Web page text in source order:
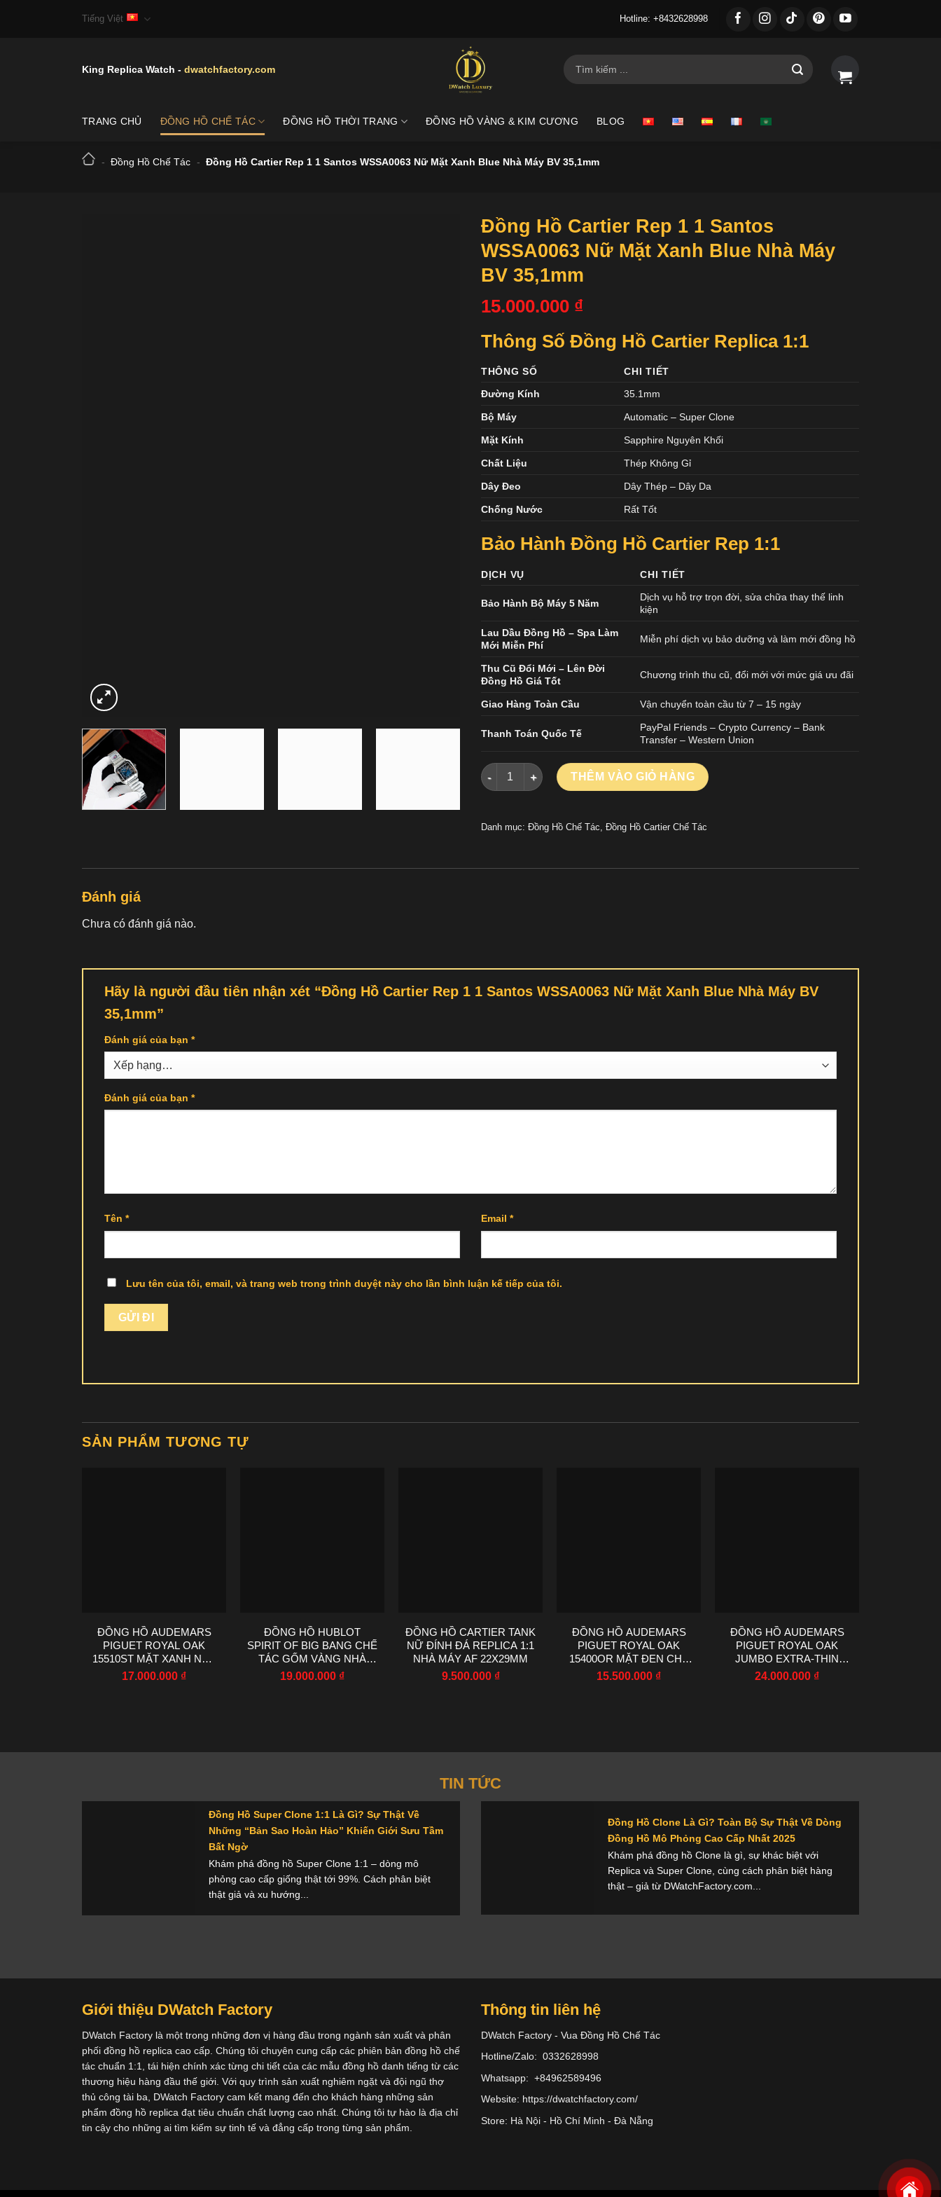
Tiếng Việt Hotline: +8432628998
King Replica Watch - dwatchfactory.com
Tìm
kiếm:
TRANG CHỦ ĐỒNG HỒ CHẾ TÁC ĐỒNG HỒ THỜI TRANG ĐỒNG HỒ VÀNG & KIM CƯƠNG BLOG
- Đồng Hồ Chế Tác - Đồng Hồ Cartier Rep 1 1 Santos WSSA0063 Nữ Mặt Xanh Blue Nhà Máy BV 35,1mm
Đồng Hồ Cartier Rep 1 1 Santos
WSSA0063 Nữ Mặt Xanh Blue Nhà Máy
BV 35,1mm
15.000.000 ₫
Thông Số Đồng Hồ Cartier Replica 1:1
THÔNG SỐ
CHI TIẾT
Đường Kính
35.1mm
Bộ Máy Automatic – Super Clone
Mặt Kính Sapphire Nguyên Khối
Chất Liệu Thép Không Gỉ
Dây Đeo Dây Thép – Dây Da
Chống Nước Rất Tốt
Bảo Hành Đồng Hồ Cartier Rep 1:1
DỊCH VỤ CHI TIẾT
Bảo Hành Bộ Máy 5 Năm
Dịch vụ hỗ trợ trọn đời, sửa chữa thay thế linh
kiện
Lau Dầu Đồng Hồ – Spa Làm
Mới Miễn Phí
Miễn phí dịch vụ bảo dưỡng và làm mới đồng hồ
Thu Cũ Đổi Mới – Lên Đời
Đồng Hồ Giá Tốt
Chương trình thu cũ, đổi mới với mức giá ưu đãi
Giao Hàng Toàn Cầu Vận chuyển toàn cầu từ 7 – 15 ngày
Thanh Toán Quốc Tế
PayPal Friends – Crypto Currency – Bank
Transfer – Western Union
Đồng Hồ Cartier Rep 1 1 Santos WSSA0063 Nữ Mặt Xanh Blue Nhà Máy BV 35,1mm số lượng
THÊM VÀO GIỎ HÀNG
Danh mục: Đồng Hồ Chế Tác Đồng Hồ Cartier Chế Tác
Đánh giá
Chưa có đánh giá nào.
Hãy là người đầu tiên nhận xét “Đồng Hồ Cartier Rep 1 1 Santos WSSA0063 Nữ Mặt Xanh Blue Nhà Máy BV
35,1mm”
Đánh giá của bạn *
Đánh giá của bạn *
Tên * Email *
Lưu tên của tôi, email, và trang web trong trình duyệt này cho lần bình luận kế tiếp của tôi.
SẢN PHẨM TƯƠNG TỰ
ĐỒNG HỒ AUDEMARS
PIGUET ROYAL OAK
15510ST MẶT XANH NHÀ
MÁY TWT 41MM
17.000.000 ₫
ĐỒNG HỒ HUBLOT
SPIRIT OF BIG BANG CHẾ
TÁC GỐM VÀNG NHÀ
MÁY AAA 42MM
19.000.000 ₫
ĐỒNG HỒ CARTIER TANK
NỮ ĐÍNH ĐÁ REPLICA 1:1
NHÀ MÁY AF 22X29MM
9.500.000 ₫
ĐỒNG HỒ AUDEMARS
PIGUET ROYAL OAK
15400OR MẶT ĐEN CHẾ
TÁC NHÀ MÁY IP 41MM
15.500.000 ₫
ĐỒNG HỒ AUDEMARS
PIGUET ROYAL OAK
JUMBO EXTRA-THIN
15202IP TITANIUM ZF
24.000.000 ₫
TIN TỨC
Đồng Hồ Super Clone 1:1 Là Gì? Sự Thật Về
Những “Bản Sao Hoàn Hảo” Khiến Giới Sưu Tầm
Bất Ngờ
Khám phá đồng hồ Super Clone 1:1 – dòng mô
phỏng cao cấp giống thật tới 99%. Cách phân biệt
thật giả và xu hướng...
Đồng Hồ Clone Là Gì? Toàn Bộ Sự Thật Về Dòng
Đồng Hồ Mô Phỏng Cao Cấp Nhất 2025
Khám phá đồng hồ Clone là gì, sự khác biệt với
Replica và Super Clone, cùng cách phân biệt hàng
thật – giả từ DWatchFactory.com...
Giới thiệu DWatch Factory
DWatch Factory là một trong những đơn vị hàng đầu trong ngành sản xuất và phân
phối đồng hồ replica cao cấp. Chúng tôi chuyên cung cấp các phiên bản đồng hồ chế
tác chuẩn 1:1, tái hiện chính xác từng chi tiết của các mẫu đồng hồ danh tiếng từ các
thương hiệu hàng đầu thế giới. Với quy trình sản xuất nghiêm ngặt và đội ngũ thợ
thủ công tài ba, DWatch Factory cam kết mang đến cho khách hàng những sản
phẩm đồng hồ replica đạt tiêu chuẩn chất lượng cao nhất. Chúng tôi tự hào là địa chỉ
tin cậy cho những ai tìm kiếm sự tinh tế và đẳng cấp trong từng sản phẩm.
Thông tin liên hệ
DWatch Factory - Vua Đồng Hồ Chế Tác
Hotline/Zalo: 0332628998
Whatsapp: +84962589496
Website: https://dwatchfactory.com/
Store: Hà Nội - Hồ Chí Minh - Đà Nẵng